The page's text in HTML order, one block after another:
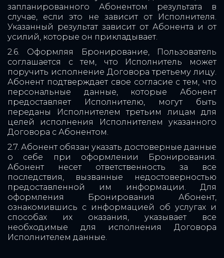
запланированного Абонентом результата в
случае, если это не зависит от Исполнителя.
Указанный результат зависит от Абонента и от
усилий, которые он прикладывает.
2.6. Оформляя Бронирование, Пользователь
соглашается с тем, что Исполнитель может
поручить исполнение Договора третьему лицу.
Абонент подтверждает свое согласие с тем, что
персональные данные, которые Абонент
предоставляет Исполнителю, могут быть
переданы Исполнителем третьим лицам для
целей исполнения Исполнителем указанного
Договора с Абонентом.
2.7. Абонент обязан указать достоверные данные
о себе при оформлении Бронирования.
Абонент несет ответственность за все
последствия, вызванные недостоверностью
предоставленной им информации. Для
оформления Бронирования Абонент,
ознакомившись с информацией об услугах и
способах их оказания, указывает все
необходимые для исполнения Договора
Исполнителем данные.